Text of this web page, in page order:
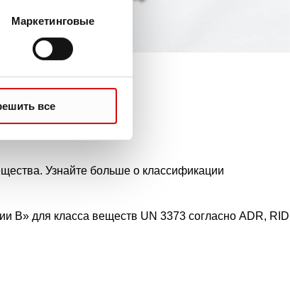
Маркетинговые
все
Узнайте больше о классификации
B» для класса веществ UN 3373 согласно ADR, RID